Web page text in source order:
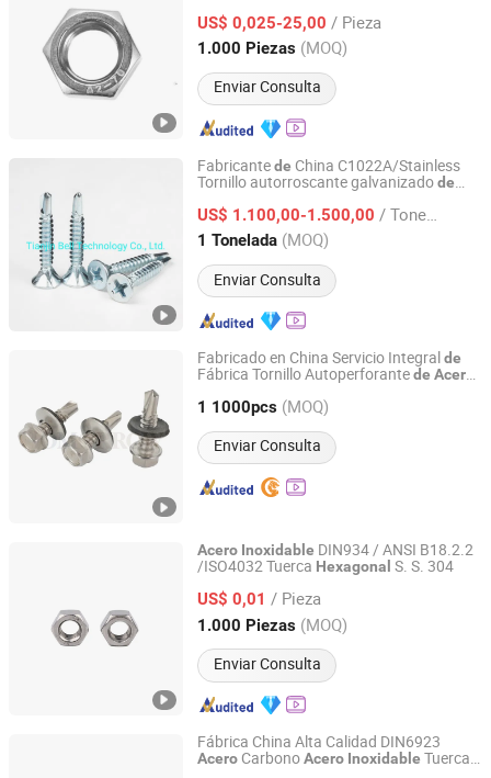
US$ 0,025-25,00 / Pieza
1.000 Piezas (MOQ)
Enviar Consulta
Zhejiang, China Desde 2016
Fabricantede China C1022A/Stainless
Tornillo autorroscante galvanizadode
para aglomerado/tornillode cabeza
hexagonal /tornillo
US$ 1.100,00-1.500,00 / Tonelada
1 Tonelada (MOQ)
Enviar Consulta
Tianjin Bell Technology Co., Ltd.
Tianjin, China Desde 2020
Fabricado en China Servicio Integralde
Fábrica Tornillo Autoperforantede Acero
304, 316 CabezaHexagonal
1 1000pcs (MOQ)
Enviar Consulta
Jiangsu Tomorrow Stainless Steel Co., Ltd.
Jiangsu, China Desde 2015
Acero Inoxidable DIN934 / ANSI B18.2.2
/ISO4032 Tuerca Hexagonal S. S. 304
US$ 0,01 / Pieza
1.000 Piezas (MOQ)
Enviar Consulta
Zhejiang Qiangbang Industry Co., Ltd
Zhejiang, China Desde 2025
Fábrica China Alta Calidad DIN6923
Acero CarbonoAcero Inoxidable Tuerca
Sanma Fastener (Zhejiang) Co., Ltd